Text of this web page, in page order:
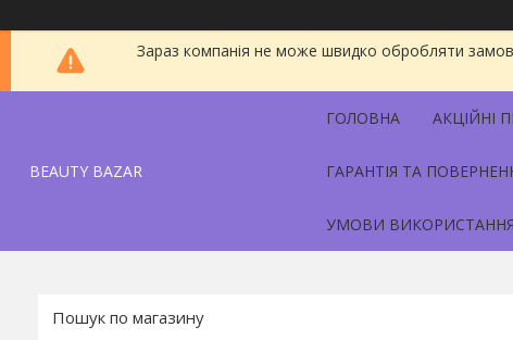
Зараз компанія не може швидко обробляти
BEAUTY BAZAR
ГОЛОВНА АКЦІЙНІ
ГАРАНТІЯ ТА
УМОВИ